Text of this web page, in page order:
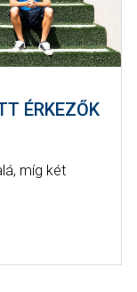
ÉRKEZŐK
míg két